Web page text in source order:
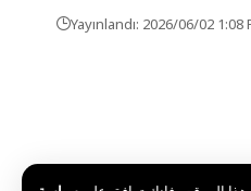
Yayınlandı: 2026/06/02 1:08